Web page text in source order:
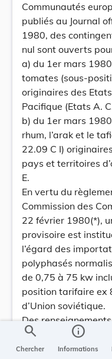
Communautés
publiés au Journal
1980, des
nul sont ouverts
a) du 1er mars
tomates (sous-
originaires des
Pacifique (Etats A.
b) du 1er mars
rhum, l’arak et le
22.09 C I)
pays et territoires
E.
En vertu du
Commission des
22 février 1980(*),
provisoire est
l’égard des
polyphasés
de 0,75 à 75 kw
position tarifaire ex
d’Union soviétique.
Des
d’application de ce
être obtenus dans
search
Chercher
info
Informations